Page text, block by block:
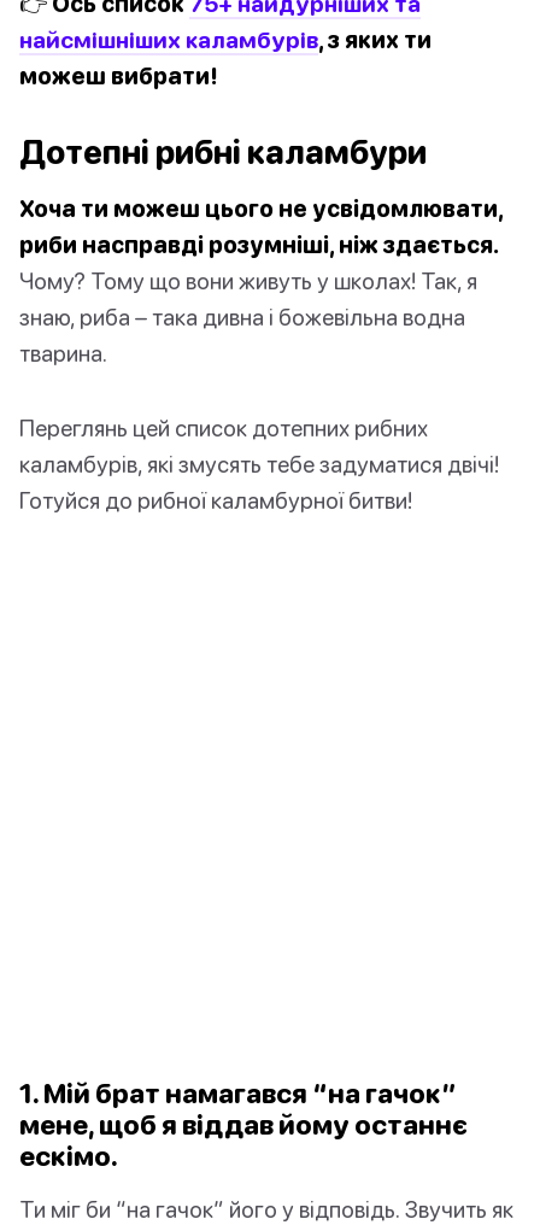
найсмішніших каламбурів, з яких ти
можеш вибрати!
Дотепні рибні каламбури
Хоча ти можеш цього не усвідомлювати,
риби насправді розумніші, ніж здається.
Чому? Тому що вони живуть у школах! Так, я
знаю, риба – така дивна і божевільна водна
тварина.
Переглянь цей список дотепних рибних
каламбурів, які змусять тебе задуматися двічі!
Готуйся до рибної каламбурної битви!
1. Мій брат намагався “на гачок”
мене, щоб я віддав йому останнє
ескімо.
Ти міг би “на гачок” його у відповідь. Звучить як